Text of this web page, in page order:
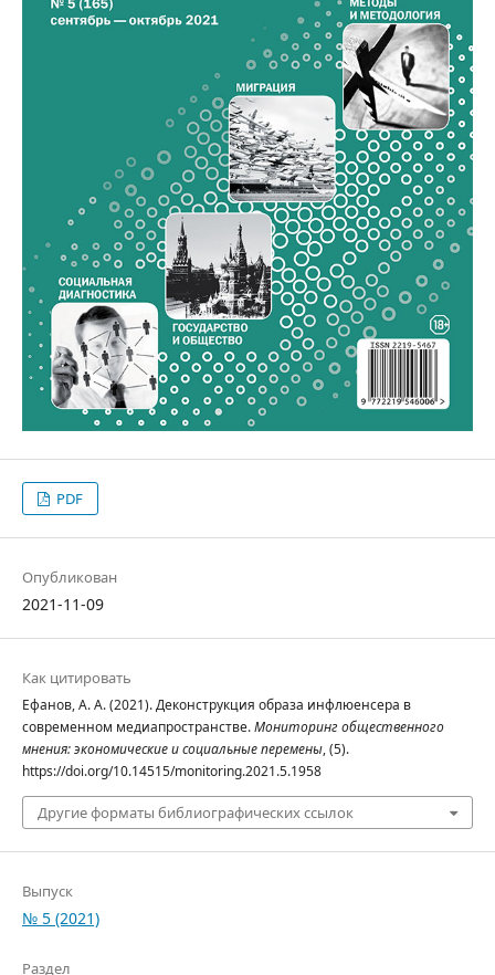
PDF
Опубликован
2021-11-09
Как цитировать
Ефанов, А. А. (2021). Деконструкция образа инфлюенсера в
современном медиапространстве.Мониторинг общественного
мнения: экономические и социальные перемены, (5).
https://doi.org/10.14515/monitoring.2021.5.1958
Другие форматы библиографических ссылок
Выпуск
№ 5 (2021)
Раздел